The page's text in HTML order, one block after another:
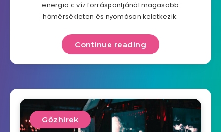
energia a víz forráspontjánál magasabb
hőmérsékleten és nyomáson keletkezik.
Continue reading
Gőzhírek